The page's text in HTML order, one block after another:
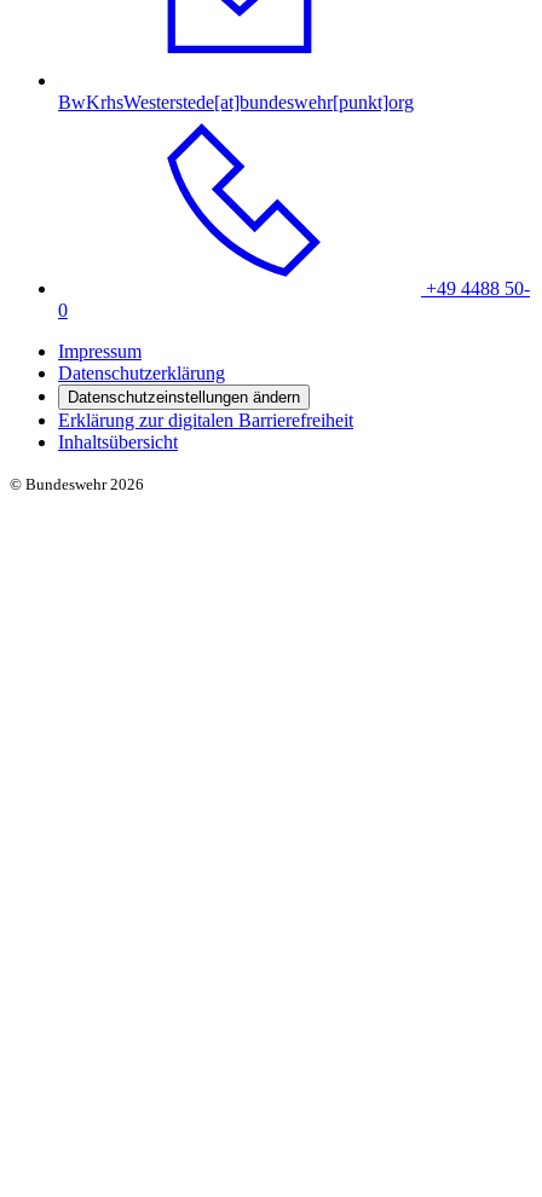
BwKrhsWesterstede[at]bundeswehr[punkt]org
+49 4488 50-
0
Impressum
Datenschutzerklärung
Datenschutzeinstellungen ändern
Erklärung zur digitalen Barrierefreiheit
Inhaltsübersicht
© Bundeswehr 2026